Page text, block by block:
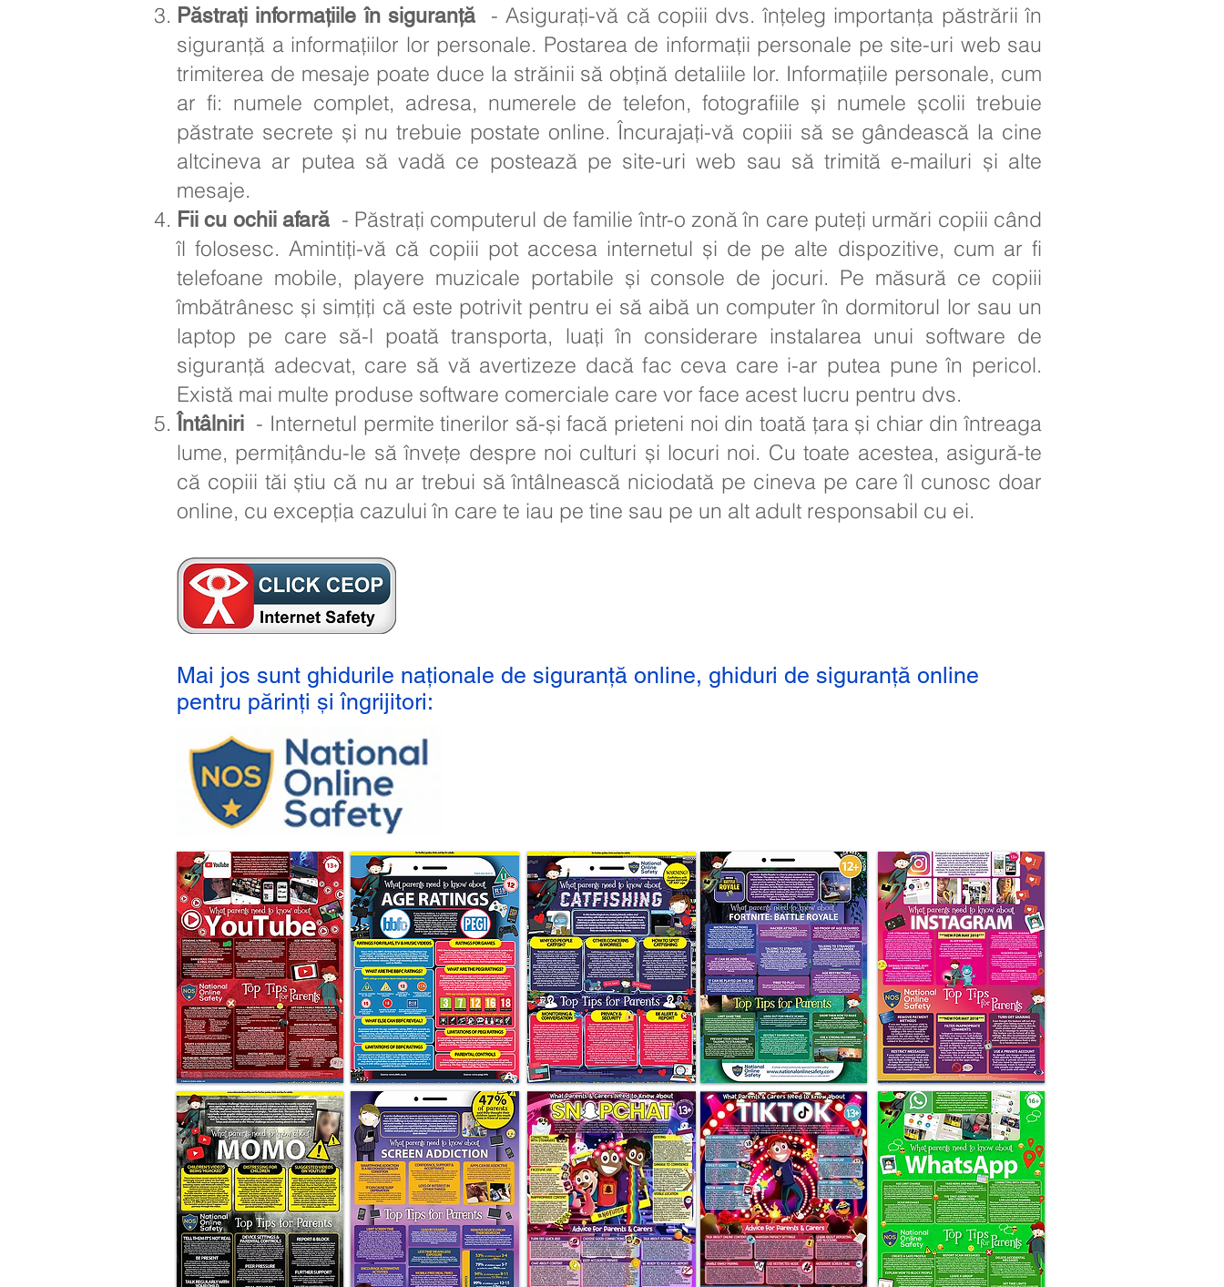
Păstrați informațiile în siguranță - Asigurați-vă că copiii dvs. înțeleg importanța păstrării în
siguranță a informațiilor lor personale. Postarea de informații personale pe site-uri web sau
trimiterea de mesaje poate duce la străinii să obțină detaliile lor. Informațiile personale, cum
ar fi: numele complet, adresa, numerele de telefon, fotografiile și numele școlii trebuie
păstrate secrete și nu trebuie postate online. Încurajați-vă copiii să se gândească la cine
altcineva ar putea să vadă ce postează pe site-uri web sau să trimită e-mailuri și alte
mesaje.
Fii cu ochii afară - Păstrați computerul de familie într-o zonă în care puteți urmări copiii când
îl folosesc. Amintiți-vă că copiii pot accesa internetul și de pe alte dispozitive, cum ar fi
telefoane mobile, playere muzicale portabile și console de jocuri. Pe măsură ce copiii
îmbătrânesc și simțiți că este potrivit pentru ei să aibă un computer în dormitorul lor sau un
laptop pe care să-l poată transporta, luați în considerare instalarea unui software de
siguranță adecvat, care să vă avertizeze dacă fac ceva care i-ar putea pune în pericol.
Există mai multe produse software comerciale care vor face acest lucru pentru dvs.
Întâlniri - Internetul permite tinerilor să-și facă prieteni noi din toată țara și chiar din întreaga
lume, permițându-le să învețe despre noi culturi și locuri noi. Cu toate acestea, asigură-te
că copiii tăi știu că nu ar trebui să întâlnească niciodată pe cineva pe care îl cunosc doar
online, cu excepția cazului în care te iau pe tine sau pe un alt adult responsabil cu ei.
Mai jos sunt ghidurile naționale de siguranță online, ghiduri de siguranță online
pentru părinți și îngrijitori: